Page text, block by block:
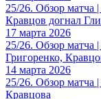
25/26. Обзор матча
Кравцов догнал
17 марта 2026
25/26. Обзор матча
Григоренко,
14 марта 2026
25/26. Обзор матча
Кравцова